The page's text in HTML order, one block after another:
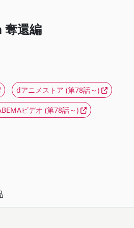
奪還編
dアニメストア (第78話～)
ビデオ (第78話～)